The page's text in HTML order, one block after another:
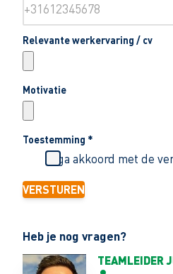
Relevante werkervaring / cv
Motivatie
Toestemming *
Ik ga akkoord met de
VERSTUREN
Heb je nog vragen?
TEAMLEIDER